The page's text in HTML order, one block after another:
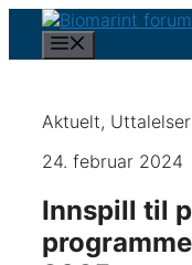
Hopp
innhold
Aktuelt, Uttalelser
24. februar 2024
Innspill til